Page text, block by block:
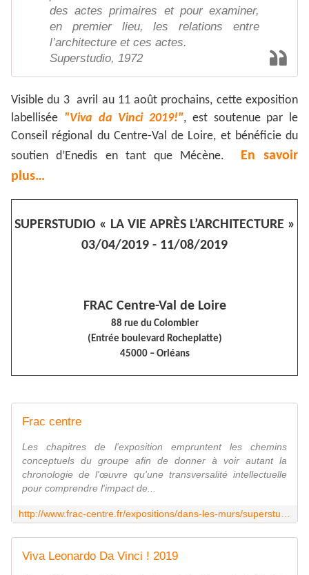
des actes primaires et pour examiner,
en premier lieu, les relations entre
l’architecture et ces actes.
Superstudio, 1972
Visible du 3 avril au 11 août prochains, cette exposition
labellisée "Viva da Vinci 2019!", est soutenue par le
Conseil régional du Centre-Val de Loire, et bénéficie du
soutien d’Enedis en tant que Mécène.
En savoir
plus…
SUPERSTUDIO « LA VIE APRÈS L’ARCHITECTURE »
03/04/2019 - 11/08/2019
FRAC Centre-Val de Loire
88 rue du Colombier
(Entrée boulevard Rocheplatte)
45000 – Orléans
Frac centre
Les chapitres de l'exposition empruntent les chemins
conceptuels du groupe afin de donner à voir autant la
chronologie de l'œuvre qu'une transversalité intellectuelle
pour comprendre l'impact de...
Viva Leonardo Da Vinci ! 2019